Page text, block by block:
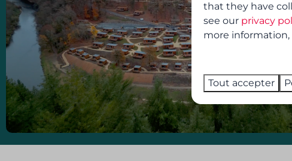
that they have
see our privacy
more information,
Tout accepter